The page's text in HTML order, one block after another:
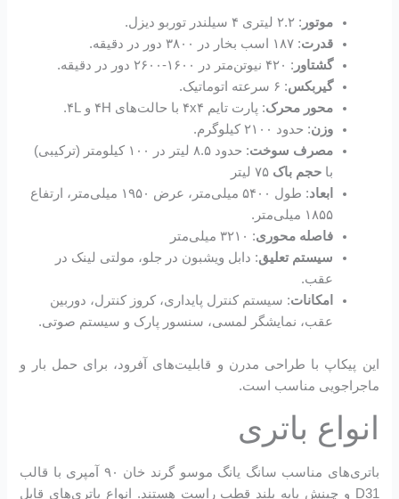
موتور : ۲.۲ لیتری ۴ سیلندر توربو دیزل.
قدرت: ۱۸۷ اسب بخار در ۳۸۰۰ دور در دقیقه.
گشتاور : ۴۲۰ نیوتن‌متر در ۱۶۰۰-۲۶۰۰ دور در دقیقه.
گیربکس: ۶ سرعته اتوماتیک.
محور محرک: پارت تایم ۴x۴ با حالت‌های ۴H و ۴L.
وزن: حدود ۲۱۰۰ کیلوگرم.
مصرف سوخت
: حدود ۸.۵ لیتر در ۱۰۰ کیلومتر (ترکیبی)
باحجم باک ۷۵ لیتر
ابعاد
: طول ۵۴۰۰ میلی‌متر، عرض ۱۹۵۰ میلی‌متر، ارتفاع
۱۸۵۵ میلی‌متر.
فاصله محوری: ۳۲۱۰ میلی‌متر
سیستم تعلیق: دابل ویشبون در جلو، مولتی لینک در
عقب.
امکانات: سیستم کنترل پایداری، کروز کنترل، دوربین
عقب، نمایشگر لمسی، سنسور پارک و سیستم صوتی.
این پیکاپ با طراحی مدرن و قابلیت‌های آفرود، برای حمل بار و
ماجراجویی مناسب است.
انواع باتری
باتری‌های مناسب سانگ یانگ موسو گرند خان ۹۰ آمپری با قالب
D31 و چینش پایه بلند قطب راست هستند. انواع باتری‌های قابل